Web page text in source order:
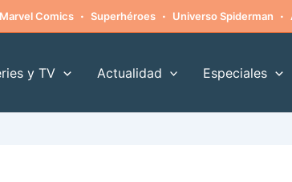
Marvel Comics · Superhéroes · Universo Spiderman ·
y TV Actualidad Especiales